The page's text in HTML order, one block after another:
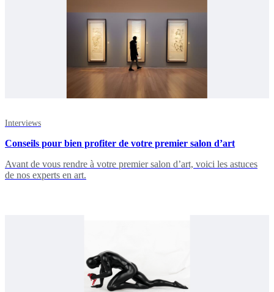
Interviews
Conseils pour bien profiter de votre premier salon d’art
Avant de vous rendre à votre premier salon d’art, voici les astuces
de nos experts en art.